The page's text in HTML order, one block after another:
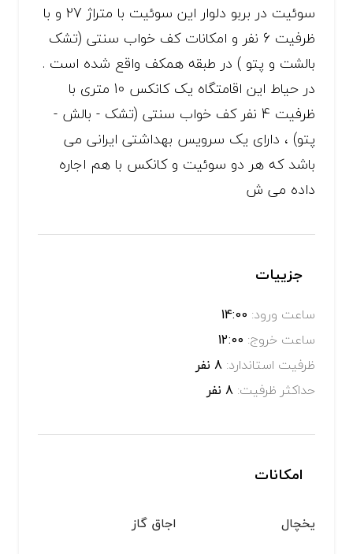
سوئیت در بربو دلوار این سوئیت با متراژ 27 و با
ظرفیت 6 نفر و امکانات کف خواب سنتی (تشک
بالشت و پتو ) در طبقه همکف واقع شده است .
در حیاط این اقامتگاه یک کانکس 10 متری با
ظرفیت 4 نفر کف خواب سنتی (تشک - بالش -
پتو) ، دارای یک سرویس بهداشتی ایرانی می
باشد که هر دو سوئیت و کانکس با هم اجاره
داده می ش
جزییات
ساعت ورود:
ساعت خروج:
ظرفیت استاندارد:
حداکثر ظرفیت:
امکانات
یخچال
اجاق گاز